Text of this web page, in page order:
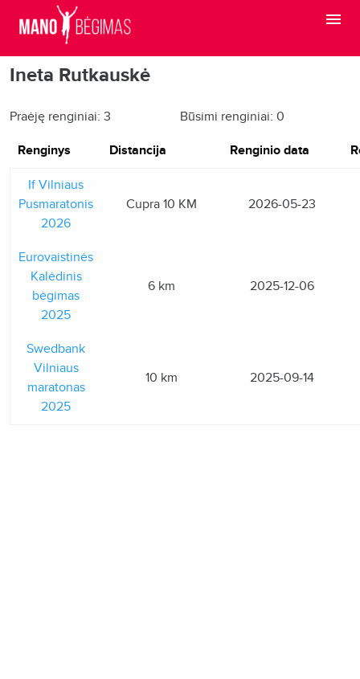
Ineta Rutkauskė
Praėję renginiai: 3 Būsimi renginiai: 0
Renginys Distancija Renginio data
If Vilniaus
Pusmaratonis
2026
Cupra 10 KM 2026-05-23
Eurovaistinės
Kalėdinis
bėgimas
2025
6 km 2025-12-06
Swedbank
Vilniaus
maratonas
2025
10 km 2025-09-14